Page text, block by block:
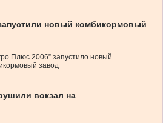
новый комбикормовый
Плюс 2006” запустило новый
завод
вокзал на